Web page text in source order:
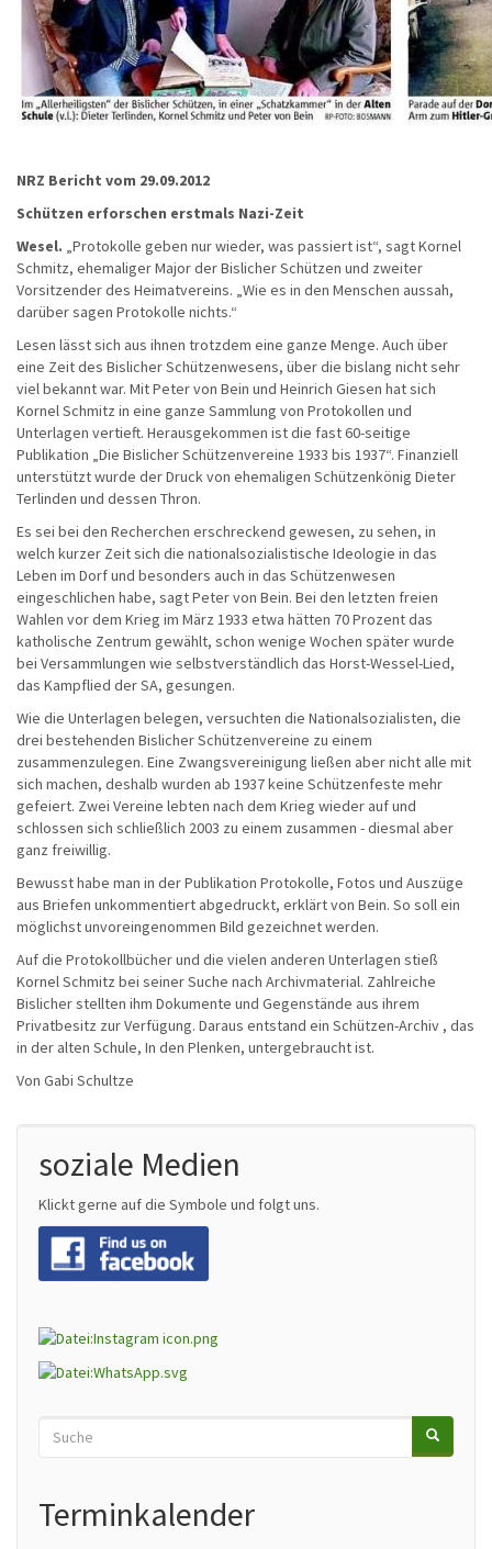
NRZ Bericht vom 29.09.2012
Schützen erforschen erstmals Nazi-Zeit
Wesel. „Protokolle geben nur wieder, was passiert ist“, sagt Kornel
Schmitz, ehemaliger Major der Bislicher Schützen und zweiter
Vorsitzender des Heimatvereins. „Wie es in den Menschen aussah,
darüber sagen Protokolle nichts.“
Lesen lässt sich aus ihnen trotzdem eine ganze Menge. Auch über
eine Zeit des Bislicher Schützenwesens, über die bislang nicht sehr
viel bekannt war. Mit Peter von Bein und Heinrich Giesen hat sich
Kornel Schmitz in eine ganze Sammlung von Protokollen und
Unterlagen vertieft. Herausgekommen ist die fast 60-seitige
Publikation „Die Bislicher Schützenvereine 1933 bis 1937“. Finanziell
unterstützt wurde der Druck von ehemaligen Schützenkönig Dieter
Terlinden und dessen Thron.
Es sei bei den Recherchen erschreckend gewesen, zu sehen, in
welch kurzer Zeit sich die nationalsozialistische Ideologie in das
Leben im Dorf und besonders auch in das Schützenwesen
eingeschlichen habe, sagt Peter von Bein. Bei den letzten freien
Wahlen vor dem Krieg im März 1933 etwa hätten 70 Prozent das
katholische Zentrum gewählt, schon wenige Wochen später wurde
bei Versammlungen wie selbstverständlich das Horst-Wessel-Lied,
das Kampflied der SA, gesungen.
Wie die Unterlagen belegen, versuchten die Nationalsozialisten, die
drei bestehenden Bislicher Schützenvereine zu einem
zusammenzulegen. Eine Zwangsvereinigung ließen aber nicht alle mit
sich machen, deshalb wurden ab 1937 keine Schützenfeste mehr
gefeiert. Zwei Vereine lebten nach dem Krieg wieder auf und
schlossen sich schließlich 2003 zu einem zusammen - diesmal aber
ganz freiwillig.
Bewusst habe man in der Publikation Protokolle, Fotos und Auszüge
aus Briefen unkommentiert abgedruckt, erklärt von Bein. So soll ein
möglichst unvoreingenommen Bild gezeichnet werden.
Auf die Protokollbücher und die vielen anderen Unterlagen stieß
Kornel Schmitz bei seiner Suche nach Archivmaterial. Zahlreiche
Bislicher stellten ihm Dokumente und Gegenstände aus ihrem
Privatbesitz zur Verfügung. Daraus entstand ein Schützen-Archiv , das
in der alten Schule, In den Plenken, untergebraucht ist.
Von Gabi Schultze
soziale Medien
Klickt gerne auf die Symbole und folgt uns.
Search
SUCHE
Terminkalender